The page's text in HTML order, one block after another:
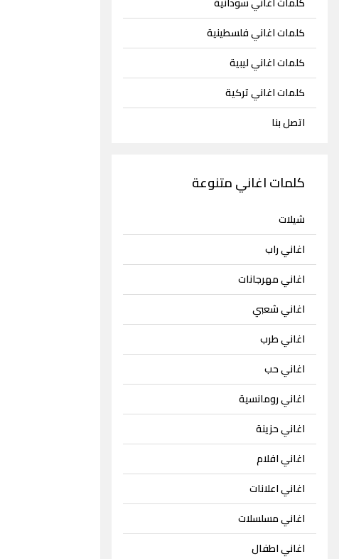
كلمات اغاني فلسطينية
كلمات اغاني ليبية
كلمات اغاني تركية
اتصل بنا
كلمات اغاني متنوعة
شيلات
اغاني راب
اغاني مهرجانات
اغاني شعبي
اغاني طرب
اغاني حب
اغاني رومانسية
اغاني حزينة
اغاني افلام
اغاني اعلانات
اغاني مسلسلات
اغاني اطفال